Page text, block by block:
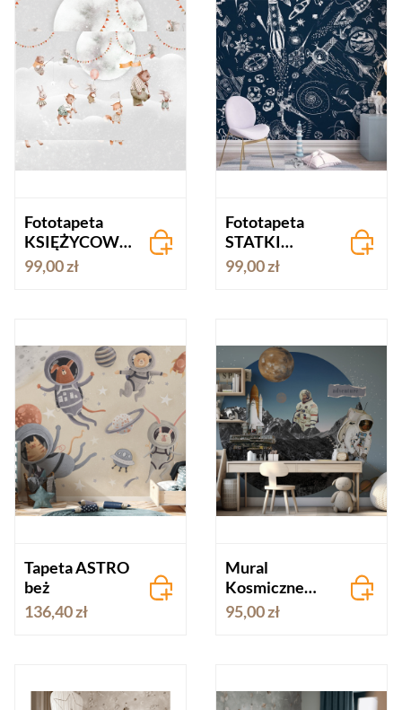
Fototapeta
KSIĘŻYCOWA
WYPRAWA
99,00 zł
Fototapeta
STATKI
KOSMICZNE
99,00 zł
Tapeta ASTRO
beż
136,40 zł
Mural
Kosmiczne
przygody
95,00 zł